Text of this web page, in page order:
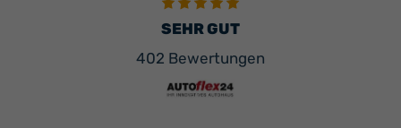
SEHR GUT
402 Bewertungen